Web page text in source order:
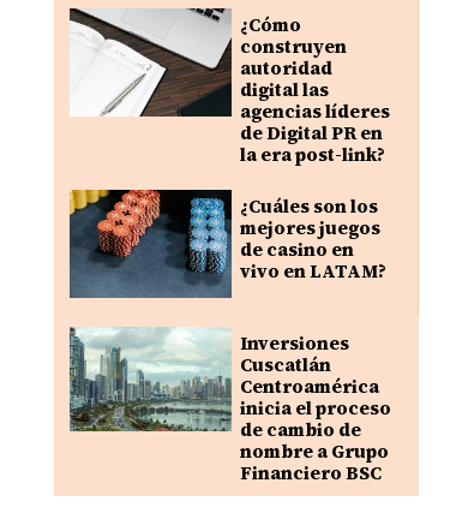
¿Cómo
construyen
autoridad
digital las
agencias líderes
de Digital PR en
la era post-link?
¿Cuáles son los
mejores juegos
de casino en
vivo en LATAM?
Inversiones
Cuscatlán
Centroamérica
inicia el proceso
de cambio de
nombre a Grupo
Financiero BSC